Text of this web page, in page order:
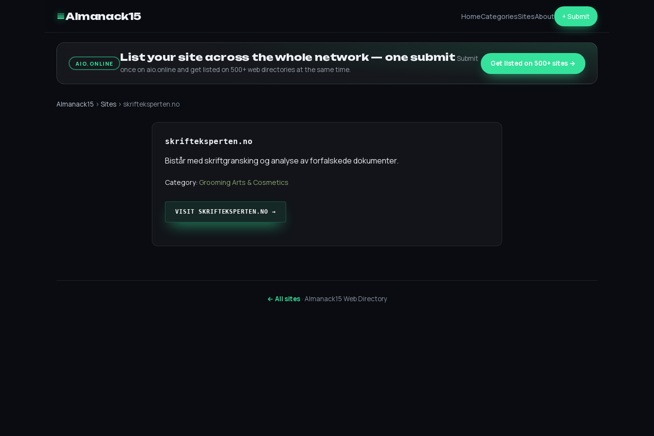
Almanack15 HomeCategoriesSitesAbout + Submit
AIO.ONLINE List your site across the whole network — one submit Submit
once on aio.online and get listed on 500+ web directories at the same time.
Get listed on 500+ sites →
Almanack15 › Sites › skrifteksperten.no
skrifteksperten.no
Bistår med skriftgransking og analyse av forfalskede dokumenter.
Category: Grooming Arts & Cosmetics
VISIT SKRIFTEKSPERTEN.NO →
← All sites· Almanack15 Web Directory